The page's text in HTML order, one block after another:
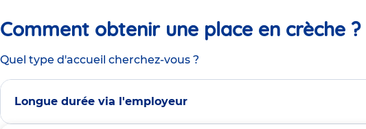
Comment obtenir une place en crèche ?
Quel type d'accueil cherchez-vous ?
Longue durée via l'employeur